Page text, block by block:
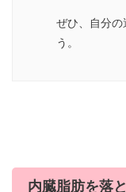
ぜひ、自分の
う。
内臓脂肪を落